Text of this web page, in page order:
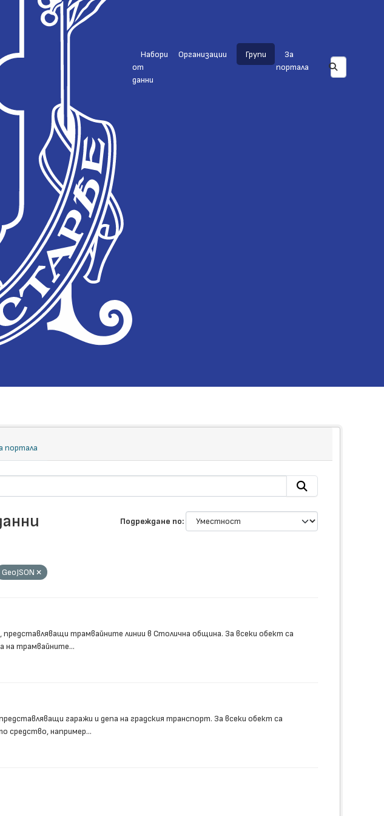
Набори
от
данни
Организации Групи
За
портала
портала
Подреждане по
GeoJSON
трамвайните линии в Столична община. За всеки обект са
на трамвайните...
гаражи и депа на градския транспорт. За всеки обект са
средство, например...